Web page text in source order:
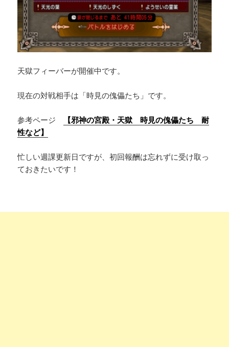
天獄フィーバーが開催中です。
現在の対戦相手は「時見の傀儡たち」です。
参考ページ
【邪神の宮殿・天獄 時見の傀儡たち 耐
性など】
忙しい週課更新日ですが、初回報酬は忘れずに受け取っ
ておきたいです！